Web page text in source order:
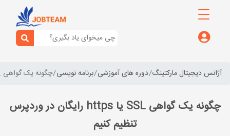
آژانس دیجیتال مارکتینگ دوره های آموزشی برنامه نویسی چگونه یک گواهی SSL یا https رایگان در وردپرس تنظیم کنیم
چگونه یک گواهی SSL یا https رایگان در وردپرس
تنظیم کنیم